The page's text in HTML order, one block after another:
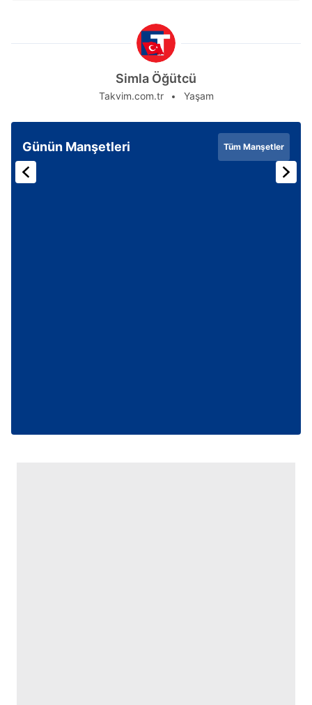
Simla Öğütcü
Takvim.com.tr Yaşam
Günün Manşetleri Tüm Manşetler